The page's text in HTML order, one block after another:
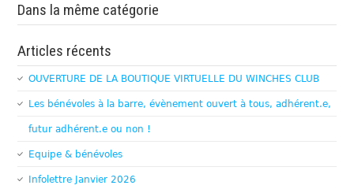
Dans la même catégorie
Articles récents
OUVERTURE DE LA BOUTIQUE VIRTUELLE DU WINCHES CLUB
Les bénévoles à la barre, évènement ouvert à tous, adhérent.e,
futur adhérent.e ou non !
Equipe & bénévoles
Infolettre Janvier 2026